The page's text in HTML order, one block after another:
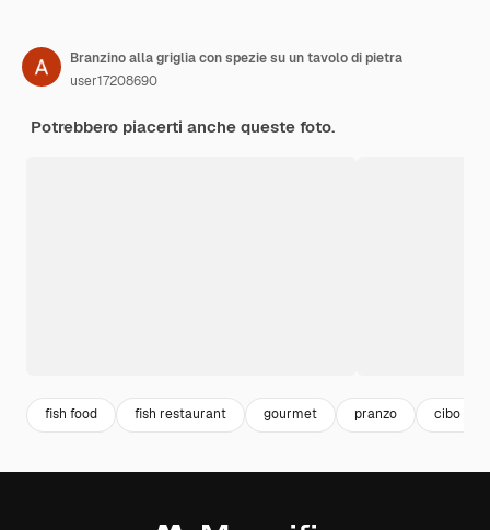
Branzino alla griglia con spezie su un tavolo di pietra
user17208690
Potrebbero piacerti anche queste foto.
fish food fish restaurant gourmet pranzo cibo